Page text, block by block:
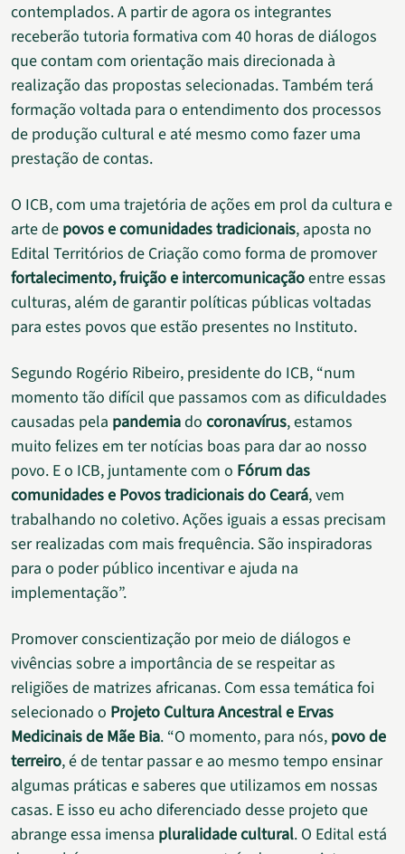
contemplados. A partir de agora os integrantes
receberão tutoria formativa com 40 horas de diálogos
que contam com orientação mais direcionada à
realização das propostas selecionadas. Também terá
formação voltada para o entendimento dos processos
de produção cultural e até mesmo como fazer uma
prestação de contas.
O ICB, com uma trajetória de ações em prol da cultura e
arte de povos e comunidades tradicionais, aposta no
Edital Territórios de Criação como forma de promover
fortalecimento, fruição e intercomunicaçãoentre essas
culturas, além de garantir políticas públicas voltadas
para estes povos que estão presentes no Instituto.
Segundo Rogério Ribeiro, presidente do ICB, “num
momento tão difícil que passamos com as dificuldades
causadas pela pandemiado coronavírus, estamos
muito felizes em ter notícias boas para dar ao nosso
povo. E o ICB, juntamente com o Fórum das
comunidades e Povos tradicionais do Ceará, vem
trabalhando no coletivo. Ações iguais a essas precisam
ser realizadas com mais frequência. São inspiradoras
para o poder público incentivar e ajuda na
implementação”.
Promover conscientização por meio de diálogos e
vivências sobre a importância de se respeitar as
religiões de matrizes africanas. Com essa temática foi
selecionado o Projeto Cultura Ancestral e Ervas
Medicinais de Mãe Bia. “O momento, para nós, povo de
terreiro, é de tentar passar e ao mesmo tempo ensinar
algumas práticas e saberes que utilizamos em nossas
casas. E isso eu acho diferenciado desse projeto que
abrange essa imensa pluralidade cultural. O Edital está